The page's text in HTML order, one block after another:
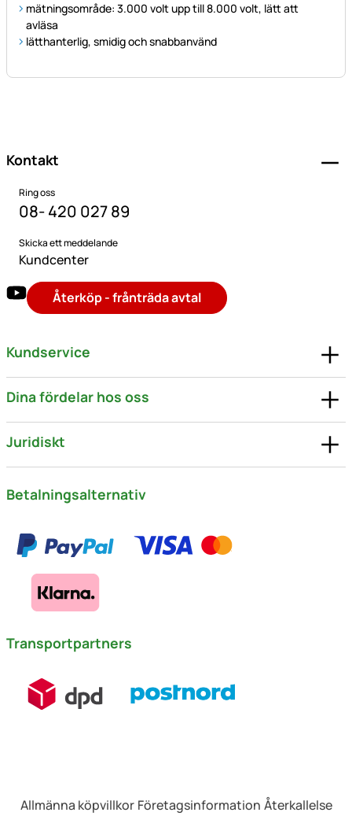
mätningsområde: 3.000 volt upp till 8.000 volt, lätt att
avläsa
lätthanterlig, smidig och snabbanvänd
Kontakt
Ring oss
08- 420 027 89
Skicka ett meddelande
Kundcenter
Återköp - frånträda avtal
Kundservice
Dina fördelar hos oss
Juridiskt
Betalningsalternativ
Transportpartners
Allmänna köpvillkor Företagsinformation Återkallelse